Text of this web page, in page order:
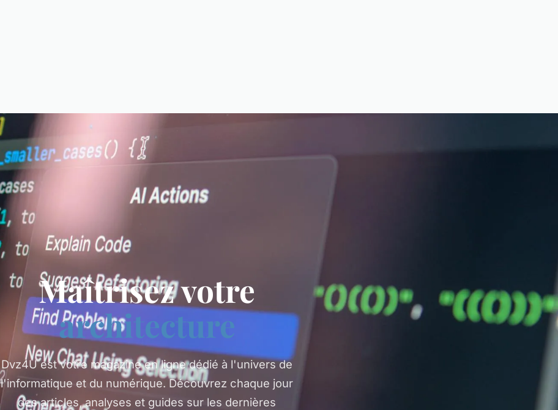
Maîtrisez votre
architecture
Dvz4U est votre magazine en ligne dédié à l'univers de
l'informatique et du numérique. Découvrez chaque jour
des articles, analyses et guides sur les dernières